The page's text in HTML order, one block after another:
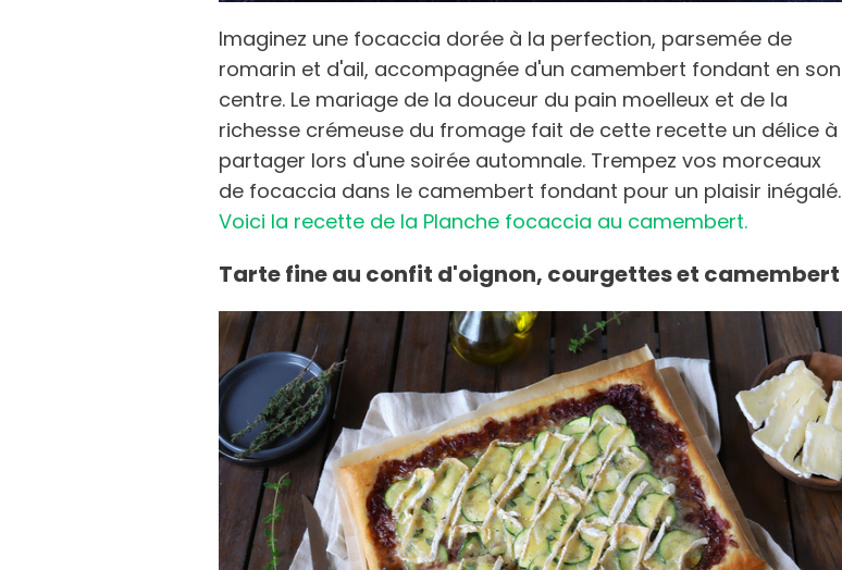
Imaginez une focaccia dorée à la perfection, parsemée de
romarin et d'ail, accompagnée d'un camembert fondant en son
centre. Le mariage de la douceur du pain moelleux et de la
richesse crémeuse du fromage fait de cette recette un délice à
partager lors d'une soirée automnale. Trempez vos morceaux
de focaccia dans le camembert fondant pour un plaisir inégalé.
Voici la recette de la Planche focaccia au camembert.
Tarte fine au confit d'oignon, courgettes et camembert